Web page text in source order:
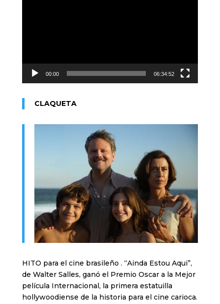
00:00 06:34:52
CLAQUETA
HITO para el cine brasileño . “Ainda Estou Aqui”,
de Walter Salles, ganó el Premio Oscar a la Mejor
película Internacional, la primera estatuilla
hollywoodiense de la historia para el cine carioca.